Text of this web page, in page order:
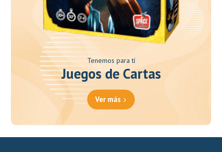
Tenemos para tí
Juegos de Cartas
Ver más